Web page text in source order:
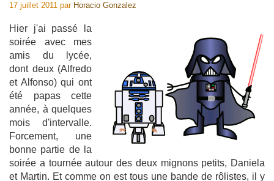
17 juillet 2011 par Horacio Gonzalez
Hier j'ai passé la
soirée avec mes
amis du lycée,
dont deux (Alfredo
et Alfonso) qui ont
été papas cette
année, à quelques
mois d'intervalle.
Forcement, une
bonne partie de la
soirée a tournée autour des deux mignons petits, Daniela
et Martin. Et comme on est tous une bande de rôlistes, il y